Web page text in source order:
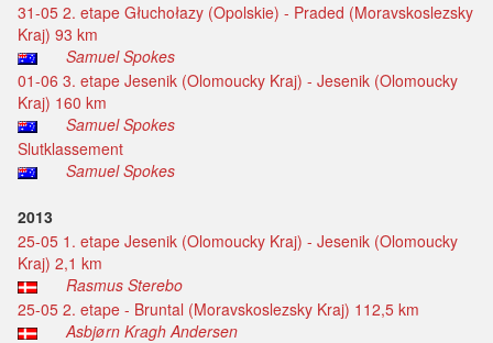
31-05 2. etape Głuchołazy (Opolskie) - Praded (Moravskoslezsky
Kraj) 93 km
Samuel Spokes
01-06 3. etape Jesenik (Olomoucky Kraj) - Jesenik (Olomoucky
Kraj) 160 km
Samuel Spokes
Slutklassement
Samuel Spokes
2013
25-05 1. etape Jesenik (Olomoucky Kraj) - Jesenik (Olomoucky
Kraj) 2,1 km
Rasmus Sterebo
25-05 2. etape - Bruntal (Moravskoslezsky Kraj) 112,5 km
Asbjørn Kragh Andersen